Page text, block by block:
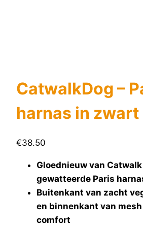
CatwalkDog –
harnas in zwart
€38.50
Gloednieuw van
gewatteerde Paris
Buitenkant van zacht
en binnenkant van
comfort